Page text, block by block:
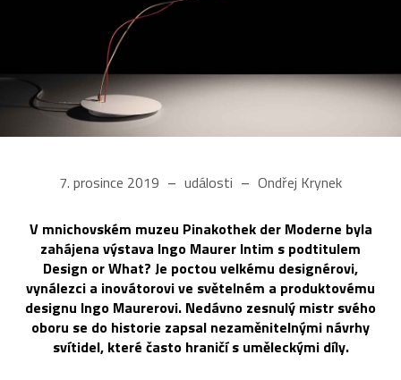
7. prosince 2019 události Ondřej Krynek
V mnichovském muzeu Pinakothek der Moderne byla
zahájena výstava Ingo Maurer Intim s podtitulem
Design or What? Je poctou velkému designérovi,
vynálezci a inovátorovi ve světelném a produktovému
designu Ingo Maurerovi. Nedávno zesnulý mistr svého
oboru se do historie zapsal nezaměnitelnými návrhy
svítidel, které často hraničí s uměleckými díly.